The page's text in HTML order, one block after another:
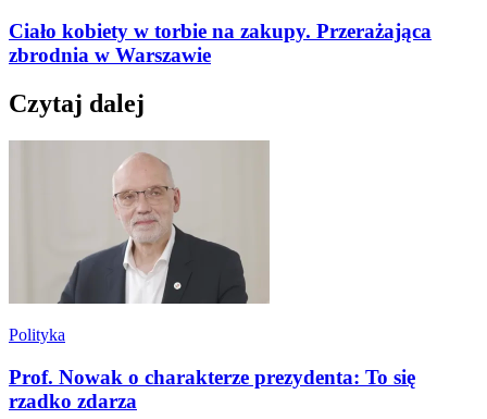
Ciało kobiety w torbie na zakupy. Przerażająca
zbrodnia w Warszawie
Czytaj dalej
Polityka
Prof. Nowak o charakterze prezydenta: To się
rzadko zdarza